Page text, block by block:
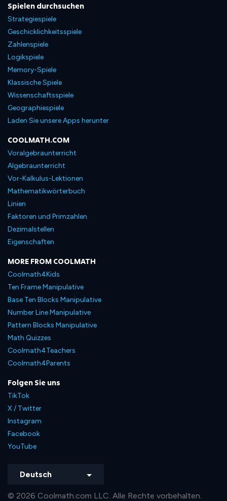
Spielen durchsuchen
Strategiespiele
Geschicklichkeitsspiele
Zahlenspiele
Logikspiele
Memory-Spiele
Klassische Spiele
Wissenschaftsspiele
Geographiespiele
Laden Sie unsere Apps herunter
COOLMATH.COM
Voralgebraunterricht
Algebraunterricht
Vor-Kalkulus-Lektionen
Mathematikwörterbuch
Linien
Faktoren und Primzahlen
Dezimalstellen
Eigenschaften
MORE FROM COOLMATH
Coolmath4Kids
Ten Frame Manipulative
Base Ten Blocks Manipulative
Number Line Manipulative
Pattern Blocks Manipulative
Math Quizzes
Coolmath4Teachers
Coolmath4Parents
Folgen Sie uns
TikTok
X / Twitter
Instagram
Facebook
YouTube
Deutsch
© 2026 Coolmath.com LLC. Alle Rechte vorbehalten.